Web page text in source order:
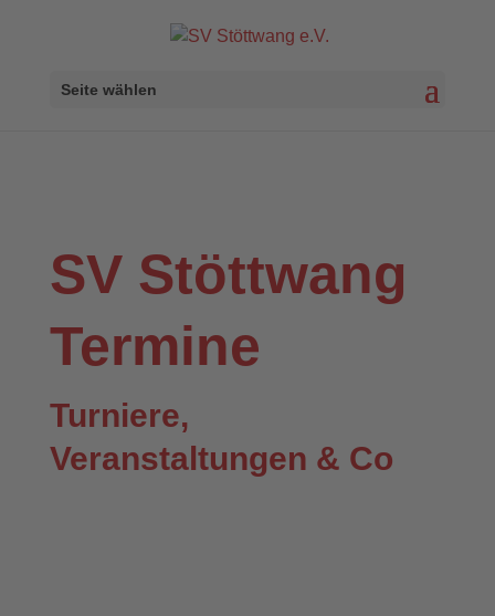
Seite wählen
SV Stöttwang
Termine
Turniere,
Veranstaltungen & Co